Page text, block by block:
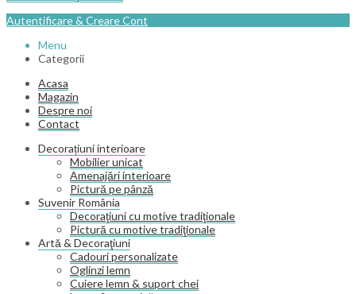
Autentificare & Creare Cont
Menu
Categorii
Acasa
Magazin
Despre noi
Contact
Decorațiuni interioare
Mobilier unicat
Amenajări interioare
Pictură pe pânză
Suvenir România
Decoraţiuni cu motive tradiţionale
Pictură cu motive tradiţionale
Artă & Decoraţiuni
Cadouri personalizate
Oglinzi lemn
Cuiere lemn & suport chei